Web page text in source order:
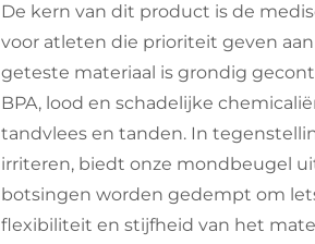
De kern van dit product is de
voor atleten die prioriteit geven
geteste materiaal is grondig
BPA, lood en schadelijke
tandvlees en tanden. In
irriteren, biedt onze mondbeugel
botsingen worden gedempt om
flexibiliteit en stijfheid van het